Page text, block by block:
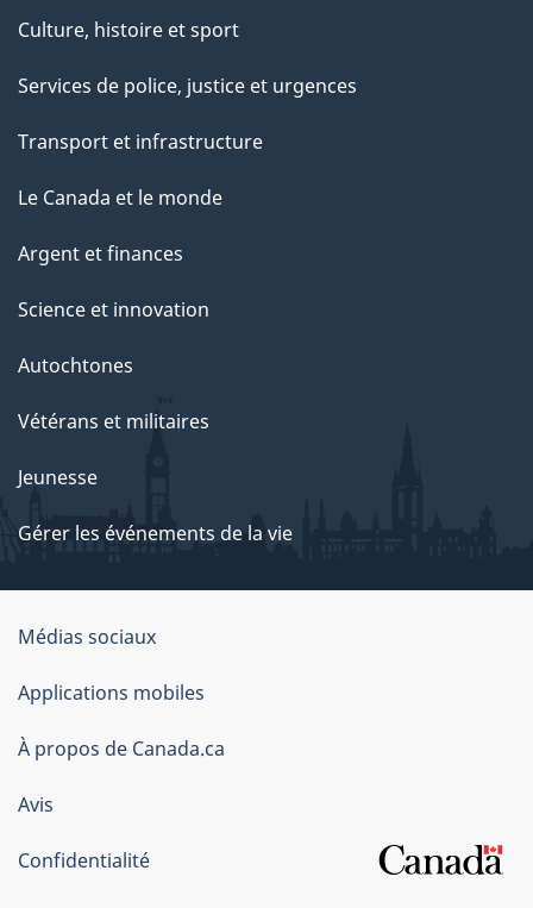
Culture, histoire et sport
Services de police, justice et urgences
Transport et infrastructure
Le Canada et le monde
Argent et finances
Science et innovation
Autochtones
Vétérans et militaires
Jeunesse
Gérer les événements de la vie
Organisation
du
gouvernement
du
Canada
Médias sociaux
Applications mobiles
À propos de Canada.ca
Avis
Confidentialité